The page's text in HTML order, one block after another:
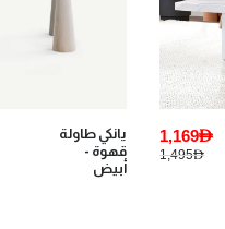
1,169AED
1,495AED
يانكي طاولة
قهوة -
أبيض